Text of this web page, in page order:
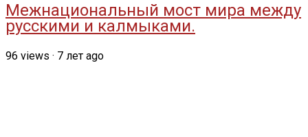
Межнациональный мост мира между
русскими и калмыками.
96 views · 7 лет ago